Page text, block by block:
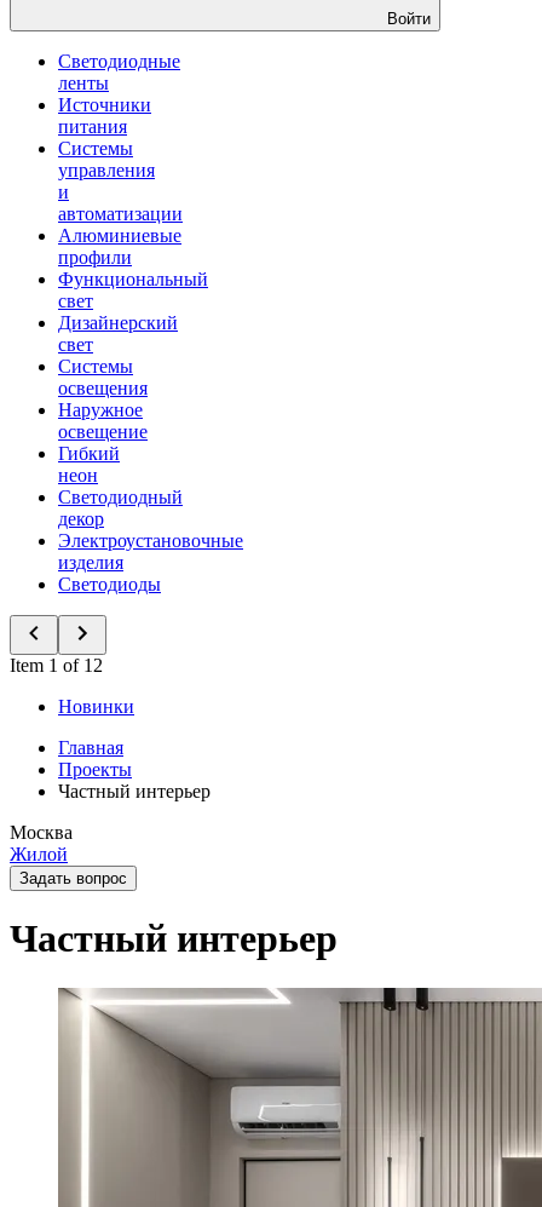
Войти
Светодиодные
ленты
Источники
питания
Системы
управления
и
автоматизации
Алюминиевые
профили
Функциональный
свет
Дизайнерский
свет
Системы
освещения
Наружное
освещение
Гибкий
неон
Светодиодный
декор
Электроустановочные
изделия
Светодиоды
Item 1 of 12
Новинки
Главная
Проекты
Частный интерьер
Москва
Жилой
Задать вопрос
Частный интерьер